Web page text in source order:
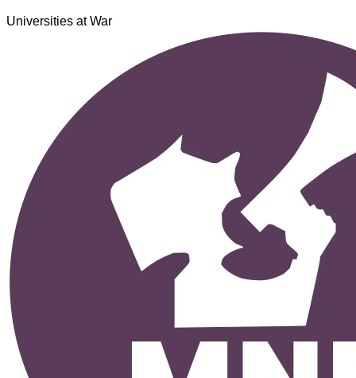
Universities at War